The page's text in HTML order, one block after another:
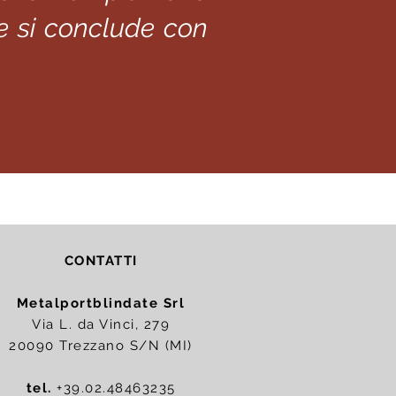
si conclude con
CONTATTI
Metalportblindate Srl
Via L. da Vinci, 279
20090 Trezzano S/N (MI)
tel. +39.02.48463235